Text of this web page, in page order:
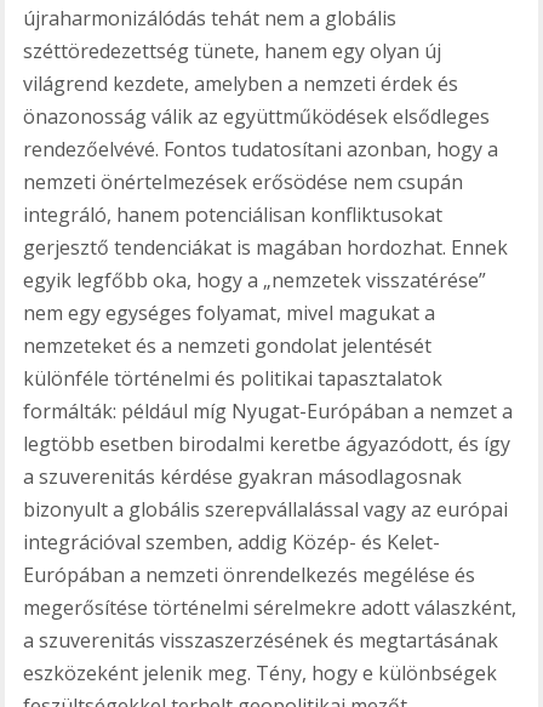
újraharmonizálódás tehát nem a globális
széttöredezettség tünete, hanem egy olyan új
világrend kezdete, amelyben a nemzeti érdek és
önazonosság válik az együttműködések elsődleges
rendezőelvévé. Fontos tudatosítani azonban, hogy a
nemzeti önértelmezések erősödése nem csupán
integráló, hanem potenciálisan konfliktusokat
gerjesztő tendenciákat is magában hordozhat. Ennek
egyik legfőbb oka, hogy a „nemzetek visszatérése”
nem egy egységes folyamat, mivel magukat a
nemzeteket és a nemzeti gondolat jelentését
különféle történelmi és politikai tapasztalatok
formálták: például míg Nyugat-Európában a nemzet a
legtöbb esetben birodalmi keretbe ágyazódott, és így
a szuverenitás kérdése gyakran másodlagosnak
bizonyult a globális szerepvállalással vagy az európai
integrációval szemben, addig Közép- és Kelet-
Európában a nemzeti önrendelkezés megélése és
megerősítése történelmi sérelmekre adott válaszként,
a szuverenitás visszaszerzésének és megtartásának
eszközeként jelenik meg. Tény, hogy e különbségek